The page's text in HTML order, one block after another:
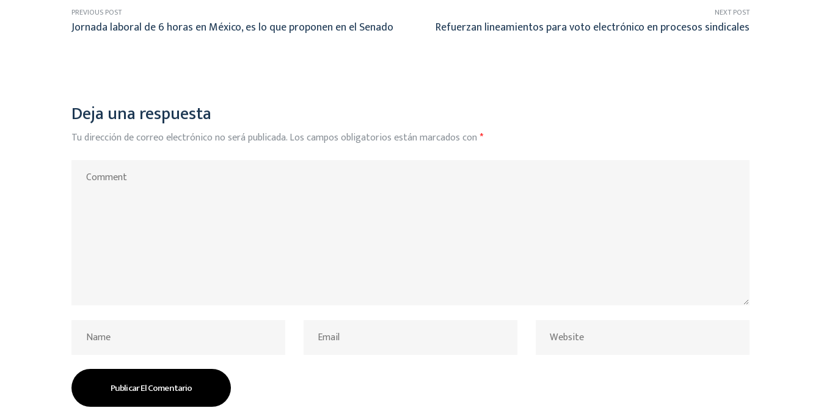
PREVIOUS POST
Jornada laboral de 6 horas en México, es lo que proponen en el Senado
NEXT POST
Refuerzan lineamientos para voto electrónico en procesos sindicales
Deja una respuesta
Tu dirección de correo electrónico no será publicada.Los campos obligatorios están marcados con*